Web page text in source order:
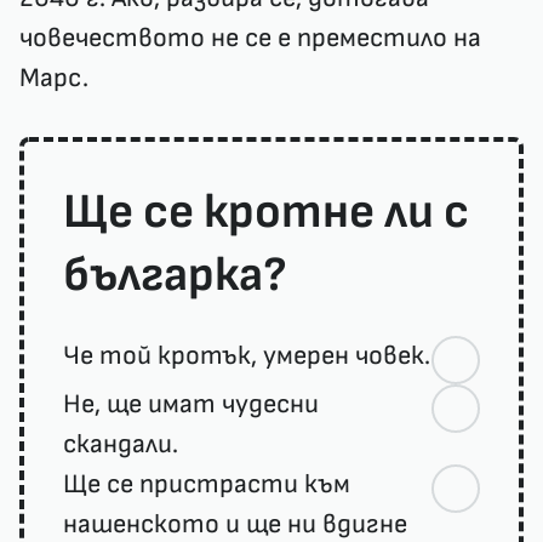
човечеството не се е преместило на
Марс.
Ще се кротне ли с
българка?
Че той кротък, умерен човек.
Не, ще имат чудесни
скандали.
Ще се пристрасти към
нашенското и ще ни вдигне